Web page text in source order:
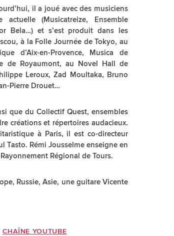
il a joué avec des musiciens
(Musicatreize, Ensemble
Bela…) et s’est produit dans les
à la Folle Journée de Tokyo, au
d’Aix-en-Provence, Musica de
de Royaumont, au Novel Hall de
Leroux, Zad Moultaka, Bruno
Pierre Drouet…
que du Collectif Quest, ensembles
créations et répertoires audacieux.
à Paris, il est co-directeur
Tasto. Rémi Jousselme enseigne en
Régional de Tours.
Russie, Asie, une guitare Vicente
CHAÎNE YOUTUBE